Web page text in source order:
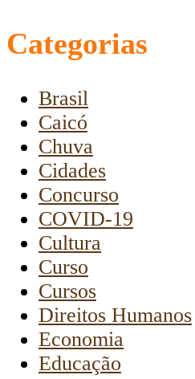
Categorias
Brasil
Caicó
Chuva
Cidades
Concurso
COVID-19
Cultura
Curso
Cursos
Direitos Humanos
Economia
Educação